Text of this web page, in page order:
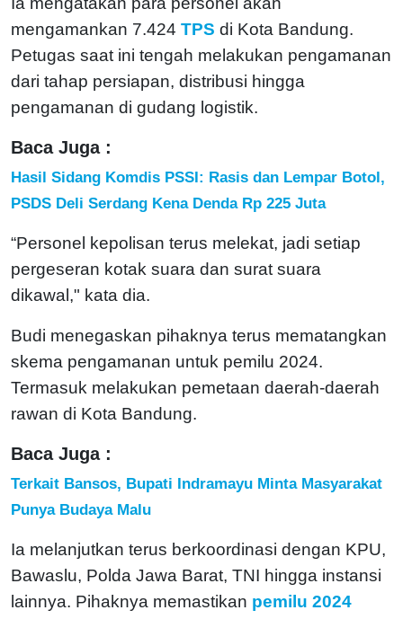
mengamankan 7.424 TPS di Kota Bandung.
Petugas saat ini tengah melakukan pengamanan
dari tahap persiapan, distribusi hingga
pengamanan di gudang logistik.
Baca Juga :
Hasil Sidang Komdis PSSI: Rasis dan Lempar Botol,
PSDS Deli Serdang Kena Denda Rp 225 Juta
“Personel kepolisan terus melekat, jadi setiap
pergeseran kotak suara dan surat suara
dikawal," kata dia.
Budi menegaskan pihaknya terus mematangkan
skema pengamanan untuk pemilu 2024.
Termasuk melakukan pemetaan daerah-daerah
rawan di Kota Bandung.
Baca Juga :
Terkait Bansos, Bupati Indramayu Minta Masyarakat
Punya Budaya Malu
Ia melanjutkan terus berkoordinasi dengan KPU,
Bawaslu, Polda Jawa Barat, TNI hingga instansi
lainnya. Pihaknya memastikan pemilu 2024